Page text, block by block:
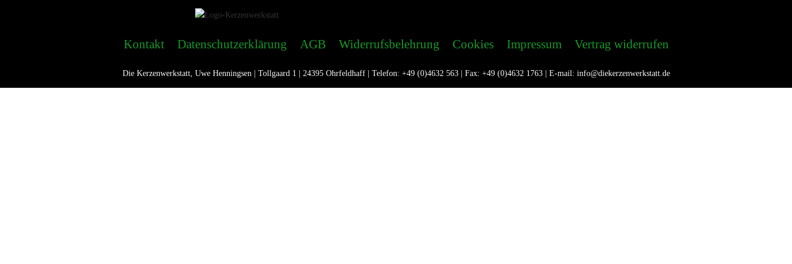
Kontakt Datenschutzerklärung AGB Widerrufsbelehrung Cookies Impressum Vertrag widerrufen
Die Kerzenwerkstatt, Uwe Henningsen | Tollgaard 1 | 24395 Ohrfeldhaff | Telefon: +49 (0)4632 563 | Fax: +49 (0)4632 1763 | E-mail: info@diekerzenwerkstatt.de